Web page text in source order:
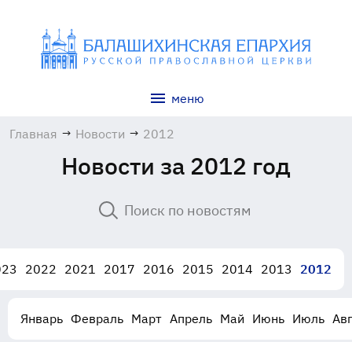
меню
Главная → Новости → 2012
Новости за 2012 год
2022 2021 2017 2016 2015 2014 2013 2012
Январь Февраль Март Апрель Май Июнь Июль